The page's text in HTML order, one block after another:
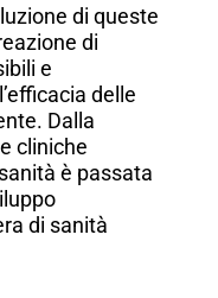
di queste
di
e
delle
Dalla
cliniche
è passata
di sanità